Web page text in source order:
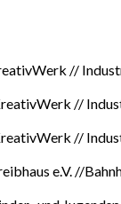
//
//
//
e.V. //